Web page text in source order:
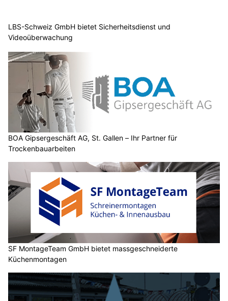
LBS-Schweiz GmbH bietet Sicherheitsdienst und
Videoüberwachung
BOA Gipsergeschäft AG, St. Gallen – Ihr Partner für
Trockenbauarbeiten
SF MontageTeam GmbH bietet massgeschneiderte
Küchenmontagen